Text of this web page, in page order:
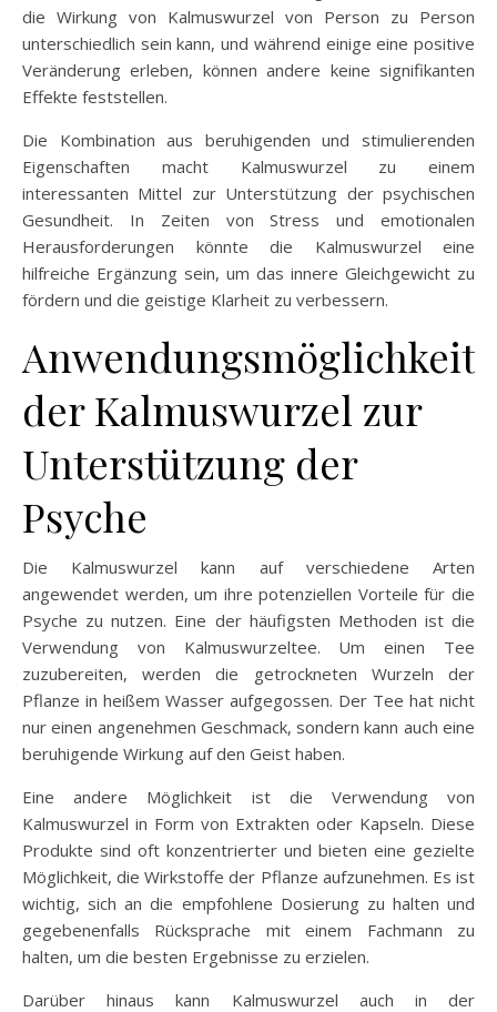
die Wirkung von Kalmuswurzel von Person zu Person
unterschiedlich sein kann, und während einige eine positive
Veränderung erleben, können andere keine signifikanten
Effekte feststellen.
Die Kombination aus beruhigenden und stimulierenden
Eigenschaften macht Kalmuswurzel zu einem
interessanten Mittel zur Unterstützung der psychischen
Gesundheit. In Zeiten von Stress und emotionalen
Herausforderungen könnte die Kalmuswurzel eine
hilfreiche Ergänzung sein, um das innere Gleichgewicht zu
fördern und die geistige Klarheit zu verbessern.
der Kalmuswurzel zur
Unterstützung der
Psyche
Die Kalmuswurzel kann auf verschiedene Arten
angewendet werden, um ihre potenziellen Vorteile für die
Psyche zu nutzen. Eine der häufigsten Methoden ist die
Verwendung von Kalmuswurzeltee. Um einen Tee
zuzubereiten, werden die getrockneten Wurzeln der
Pflanze in heißem Wasser aufgegossen. Der Tee hat nicht
nur einen angenehmen Geschmack, sondern kann auch eine
beruhigende Wirkung auf den Geist haben.
Eine andere Möglichkeit ist die Verwendung von
Kalmuswurzel in Form von Extrakten oder Kapseln. Diese
Produkte sind oft konzentrierter und bieten eine gezielte
Möglichkeit, die Wirkstoffe der Pflanze aufzunehmen. Es ist
wichtig, sich an die empfohlene Dosierung zu halten und
gegebenenfalls Rücksprache mit einem Fachmann zu
halten, um die besten Ergebnisse zu erzielen.
Darüber hinaus kann Kalmuswurzel auch in der